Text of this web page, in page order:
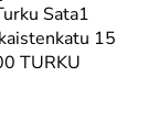
Sata1
15
TURKU